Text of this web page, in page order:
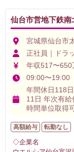
仙台市営地下鉄南
宮城県仙台市
正社員｜ドラ
年収517〜650
09:00〜19:00
年間休日118
11日 年次有給
時間単位取得
高額給与 転勤なし
◇企業名